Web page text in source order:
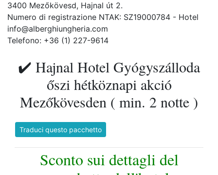
3400 Mezőkövesd, Hajnal út 2.
Numero di registrazione NTAK: SZ19000784 - Hotel
info@alberghiungheria.com
Telefono: +36 (1) 227-9614
✔️ Hajnal Hotel Gyógyszálloda
őszi hétköznapi akció
Mezőkövesden ( min. 2 notte )
Traduci questo pacchetto
Sconto sui dettagli del